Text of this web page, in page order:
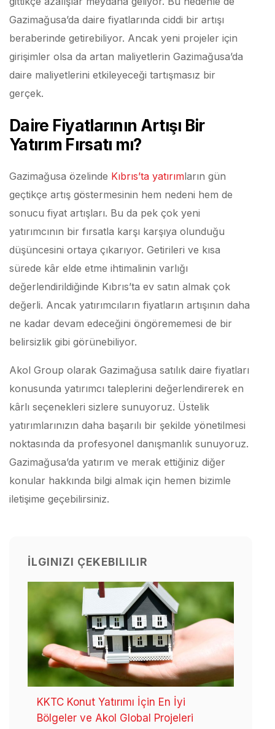
Gazimağusa’da daire fiyatlarında ciddi bir artışı
beraberinde getirebiliyor. Ancak yeni projeler için
girişimler olsa da artan maliyetlerin Gazimağusa’da
daire maliyetlerini etkileyeceği tartışmasız bir
gerçek.
Daire Fiyatlarının Artışı Bir
Yatırım Fırsatı mı?
Gazimağusa özelinde Kıbrıs’ta yatırımların gün
geçtikçe artış göstermesinin hem nedeni hem de
sonucu fiyat artışları. Bu da pek çok yeni
yatırımcının bir fırsatla karşı karşıya olunduğu
düşüncesini ortaya çıkarıyor. Getirileri ve kısa
sürede kâr elde etme ihtimalinin varlığı
değerlendirildiğinde Kıbrıs’ta ev satın almak çok
değerli. Ancak yatırımcıların fiyatların artışının daha
ne kadar devam edeceğini öngörememesi de bir
belirsizlik gibi görünebiliyor.
Akol Group olarak Gazimağusa satılık daire fiyatları
konusunda yatırımcı taleplerini değerlendirerek en
kârlı seçenekleri sizlere sunuyoruz. Üstelik
yatırımlarınızın daha başarılı bir şekilde yönetilmesi
noktasında da profesyonel danışmanlık sunuyoruz.
Gazimağusa’da yatırım ve merak ettiğiniz diğer
konular hakkında bilgi almak için hemen bizimle
iletişime geçebilirsiniz.
İLGINIZI ÇEKEBILILIR
KKTC Konut Yatırımı İçin En İyi
Bölgeler ve Akol Global Projeleri